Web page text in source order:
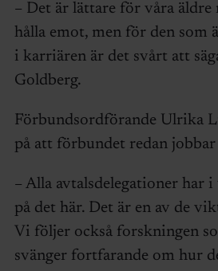
– Det är lättare för våra äldre
hålla emot, men för den som
i karriären är det svårt att
Goldberg.
Förbundsordförande Ulrika
på att förbundet redan jobbar
– Alla avtalsdelegationer har
på det här. Det är en av de
Vi följer också forskningen
svänger fortfarande om hur